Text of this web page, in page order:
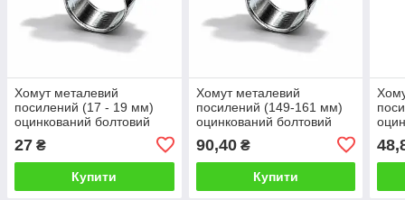
Хомут металевий
посилений (17 - 19 мм)
оцинкований болтовий
27 ₴
Купити
Хомут металевий
посилений (149-161 мм)
оцинкований болтовий
Лейфлет 6"
90,40₴
Купити